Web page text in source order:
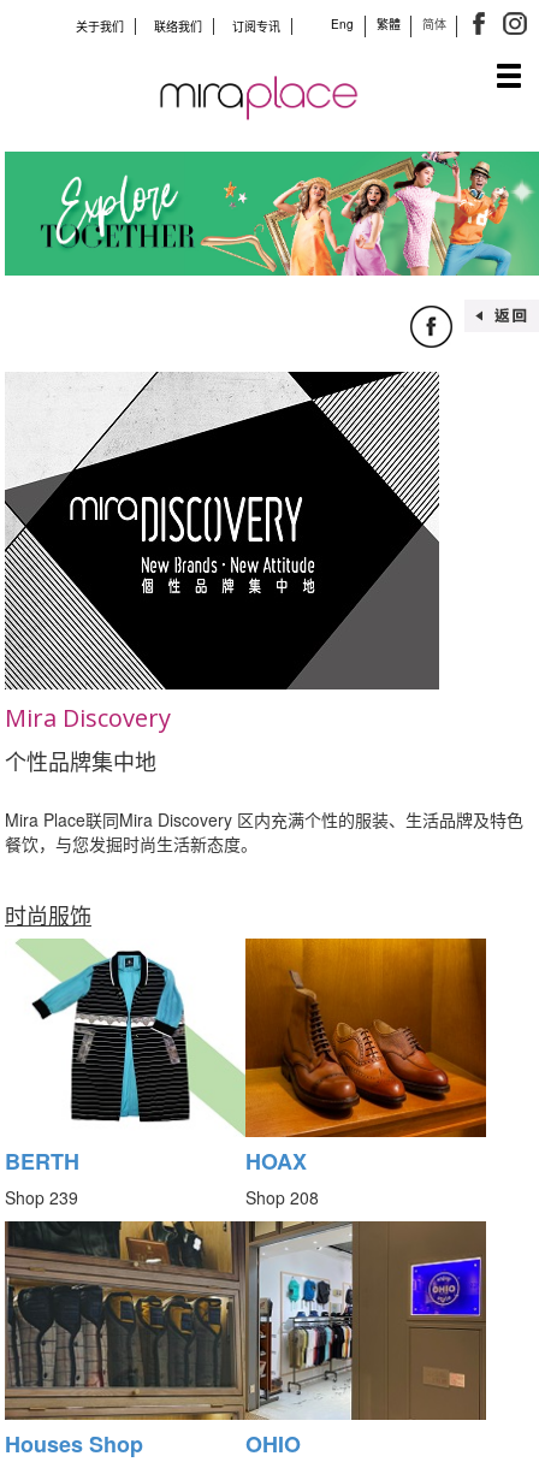
Eng 繁體 简体
关于我们 联络我们 订阅专讯
Mira Discovery
个性品牌集中地
Mira Place联同Mira Discovery 区内充满个性的服装、生活品牌及特色
餐饮，与您发掘时尚生活新态度。
时尚服饰
BERTH
Shop 239
HOAX
Shop 208
Houses Shop OHIO